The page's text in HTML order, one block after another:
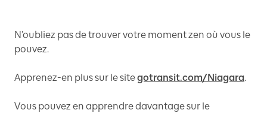
N’oubliez pas de trouver votre moment zen où vous le
pouvez.
Apprenez-en plus sur le sitegotransit.com/Niagara.
Vous pouvez en apprendre davantage sur le